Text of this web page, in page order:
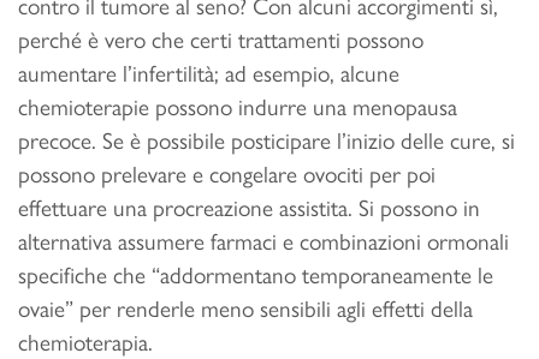
perché è vero che certi trattamenti possono
aumentare l’infertilità; ad esempio, alcune
chemioterapie possono indurre una menopausa
precoce. Se è possibile posticipare l’inizio delle cure, si
possono prelevare e congelare ovociti per poi
effettuare una procreazione assistita. Si possono in
alternativa assumere farmaci e combinazioni ormonali
specifiche che “addormentano temporaneamente le
ovaie” per renderle meno sensibili agli effetti della
chemioterapia.